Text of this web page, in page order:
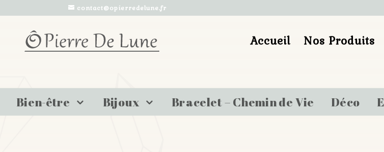
contact@opierredelune.fr
Accueil Nos Produits
Bien-être Bijoux Bracelet – Chemin de Vie Déco